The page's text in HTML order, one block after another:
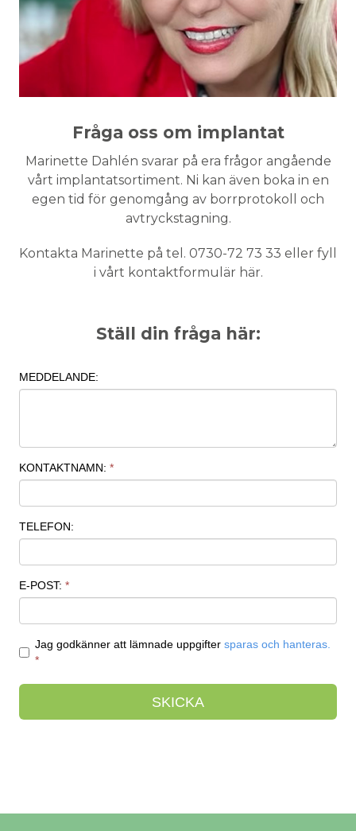
Fråga oss om implantat
Marinette Dahlén svarar på era frågor angående
vårt implantatsortiment. Ni kan även boka in en
egen tid för genomgång av borrprotokoll och
avtryckstagning.
Kontakta Marinette på tel. 0730-72 73 33 eller fyll
i vårt kontaktformulär här.
Ställ din fråga här: